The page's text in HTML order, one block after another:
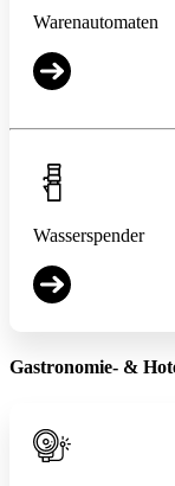
Warenautomaten
Wasserspender
Gastronomie- &